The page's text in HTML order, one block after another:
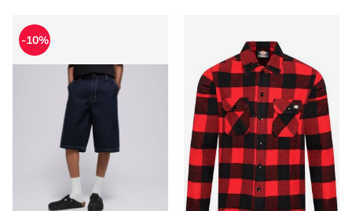
Spodenki męskie na lato Dickies
-10%